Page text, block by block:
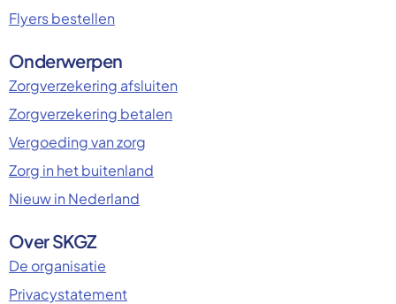
Flyers bestellen
Onderwerpen
Zorgverzekering afsluiten
Zorgverzekering betalen
Vergoeding van zorg
Zorg in het buitenland
Nieuw in Nederland
Over SKGZ
De organisatie
Privacystatement